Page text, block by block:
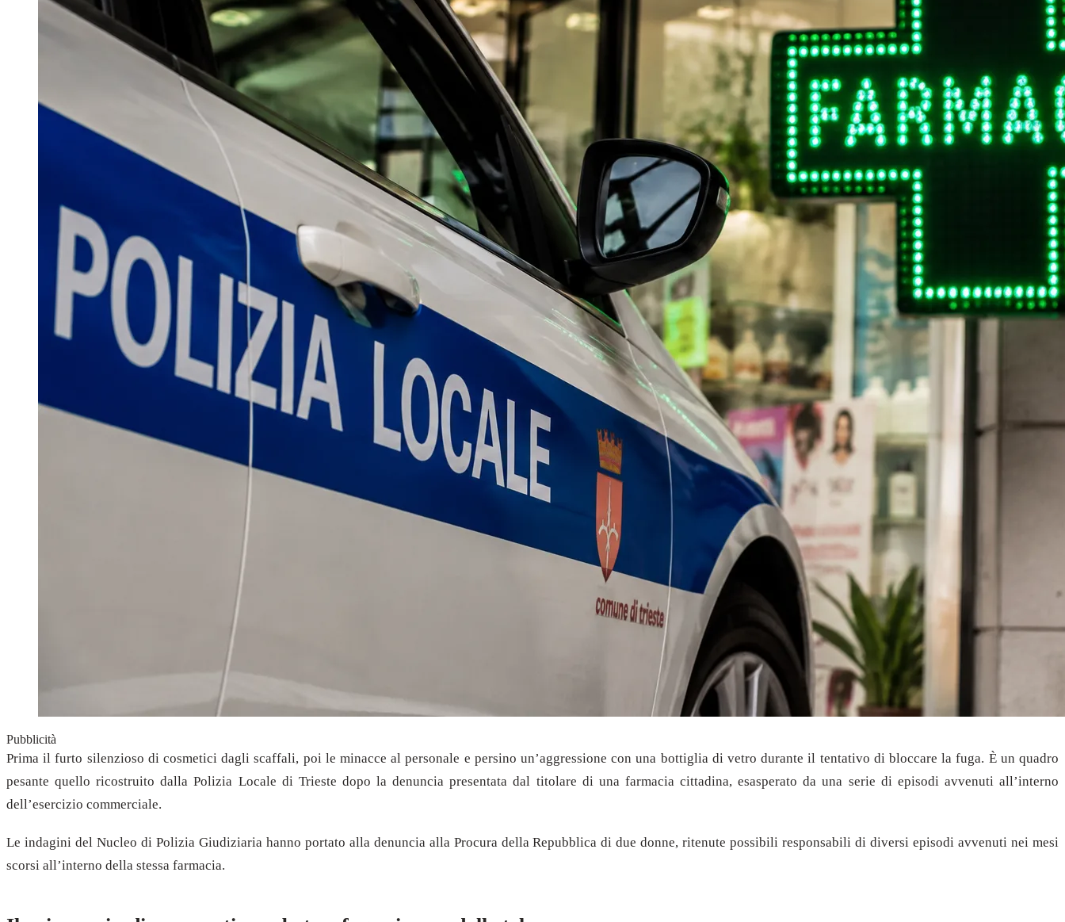
Pubblicità
Prima il furto silenzioso di cosmetici dagli scaffali, poi le minacce al personale e persino un’aggressione con una bottiglia di vetro durante il tentativo di bloccare la fuga. È un quadro
pesante quello ricostruito dalla Polizia Locale di Trieste dopo la denuncia presentata dal titolare di una farmacia cittadina, esasperato da una serie di episodi avvenuti all’interno
dell’esercizio commerciale.
Le indagini del Nucleo di Polizia Giudiziaria hanno portato alla denuncia alla Procura della Repubblica di due donne, ritenute possibili responsabili di diversi episodi avvenuti nei mesi
scorsi all’interno della stessa farmacia.